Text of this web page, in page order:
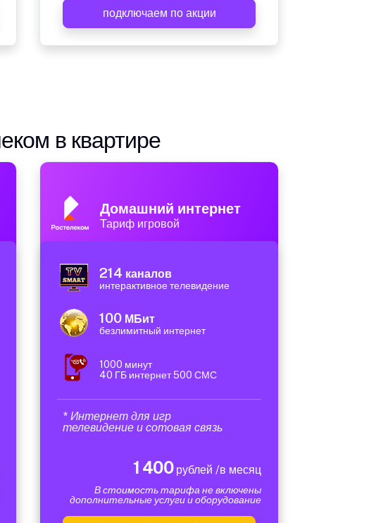
подключаем по акции
в квартире
Домашний интернет
Тариф игровой
214 каналов
интерактивное телевидение
100 МБит
безлимитный интернет
1000 минут
40 ГБ интернет 500 СМС
* Интернет для игр
телевидение и сотовая связь
1 400рублей /в месяц
В стоимость тарифа не включены
дополнительные услуги и оборудование